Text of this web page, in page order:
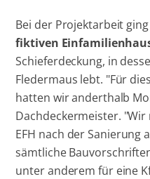
Bei der Projektarbeit
fiktiven
Schieferdeckung, in
Fledermaus lebt. "Für
hatten wir anderthalb
Dachdeckermeister.
EFH nach der Sanierung
sämtliche
unter anderem für eine